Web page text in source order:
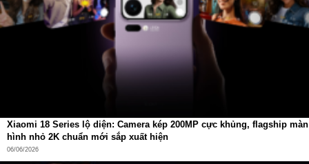
Xiaomi 18 Series lộ diện: Camera kép 200MP cực khủng, flagship màn
hình nhỏ 2K chuẩn mới sắp xuất hiện
06/06/2026